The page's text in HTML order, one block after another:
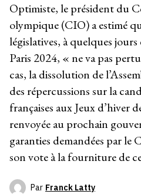
Optimiste, le président du
olympique (CIO) a estimé
législatives, à quelques
Paris 2024, « ne va pas
cas, la dissolution de
des répercussions sur la
françaises aux Jeux d’hiver
renvoyée au prochain
garanties demandées par le
son vote à la fourniture de
Par Franck Latty